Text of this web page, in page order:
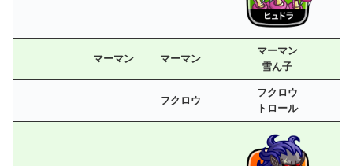
マーマン マーマン
マーマン
雪ん子
フクロウ
フクロウ
トロール